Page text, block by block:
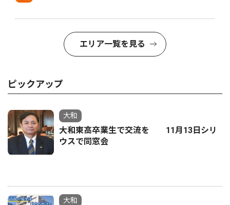
エリア一覧を見る
ピックアップ
大和
大和東高卒業生で交流を 11月13日シリ
ウスで同窓会
大和